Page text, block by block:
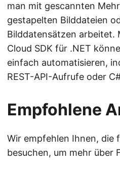
man mit gescannten
gestapelten Bilddateien
Bilddatensätzen arbeitet.
Cloud SDK für .NET
einfach automatisieren,
REST-API-Aufrufe oder
Empfohlene
Wir empfehlen Ihnen, die
besuchen, um mehr über